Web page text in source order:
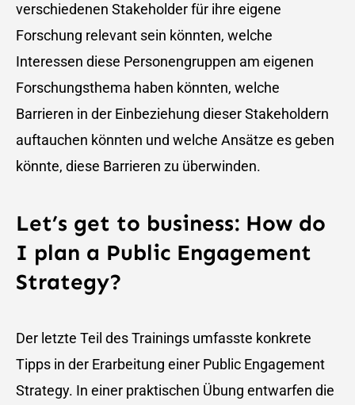
verschiedenen Stakeholder für ihre eigene
Forschung relevant sein könnten, welche
Interessen diese Personengruppen am eigenen
Forschungsthema haben könnten, welche
Barrieren in der Einbeziehung dieser Stakeholdern
auftauchen könnten und welche Ansätze es geben
könnte, diese Barrieren zu überwinden.
Let’s get to business: How do
I plan a Public Engagement
Strategy?
Der letzte Teil des Trainings umfasste konkrete
Tipps in der Erarbeitung einer Public Engagement
Strategy. In einer praktischen Übung entwarfen die